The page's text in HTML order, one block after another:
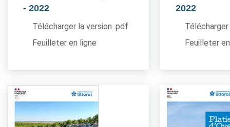
- 2022
Télécharger la version .pdf
Feuilleter en ligne
2022
Feuilleter